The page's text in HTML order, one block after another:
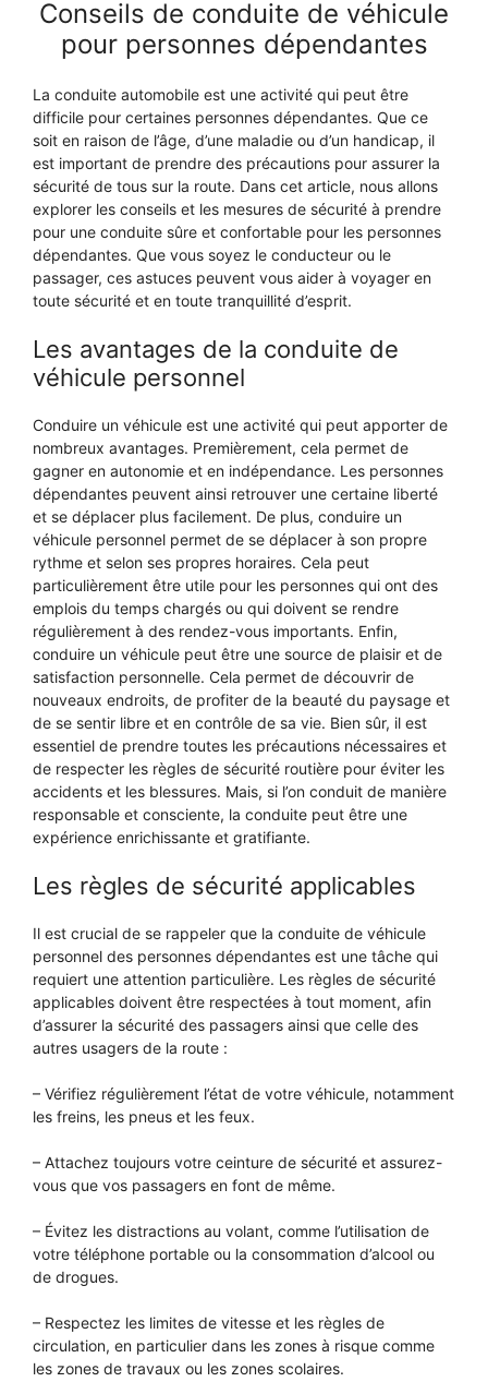
Conseils de conduite de véhicule
pour personnes dépendantes
La conduite automobile est une activité qui peut être
difficile pour certaines personnes dépendantes. Que ce
soit en raison de l’âge, d’une maladie ou d’un handicap, il
est important de prendre des précautions pour assurer la
sécurité de tous sur la route. Dans cet article, nous allons
explorer les conseils et les mesures de sécurité à prendre
pour une conduite sûre et confortable pour les personnes
dépendantes. Que vous soyez le conducteur ou le
passager, ces astuces peuvent vous aider à voyager en
toute sécurité et en toute tranquillité d’esprit.
Les avantages de la conduite de
véhicule personnel
Conduire un véhicule est une activité qui peut apporter de
nombreux avantages. Premièrement, cela permet de
gagner en autonomie et en indépendance. Les personnes
dépendantes peuvent ainsi retrouver une certaine liberté
et se déplacer plus facilement. De plus, conduire un
véhicule personnel permet de se déplacer à son propre
rythme et selon ses propres horaires. Cela peut
particulièrement être utile pour les personnes qui ont des
emplois du temps chargés ou qui doivent se rendre
régulièrement à des rendez-vous importants. Enfin,
conduire un véhicule peut être une source de plaisir et de
satisfaction personnelle. Cela permet de découvrir de
nouveaux endroits, de profiter de la beauté du paysage et
de se sentir libre et en contrôle de sa vie. Bien sûr, il est
essentiel de prendre toutes les précautions nécessaires et
de respecter les règles de sécurité routière pour éviter les
accidents et les blessures. Mais, si l’on conduit de manière
responsable et consciente, la conduite peut être une
expérience enrichissante et gratifiante.
Les règles de sécurité applicables
Il est crucial de se rappeler que la conduite de véhicule
personnel des personnes dépendantes est une tâche qui
requiert une attention particulière. Les règles de sécurité
applicables doivent être respectées à tout moment, afin
d’assurer la sécurité des passagers ainsi que celle des
autres usagers de la route :
– Vérifiez régulièrement l’état de votre véhicule, notamment
les freins, les pneus et les feux.
– Attachez toujours votre ceinture de sécurité et assurez-
vous que vos passagers en font de même.
– Évitez les distractions au volant, comme l’utilisation de
votre téléphone portable ou la consommation d’alcool ou
de drogues.
– Respectez les limites de vitesse et les règles de
circulation, en particulier dans les zones à risque comme
les zones de travaux ou les zones scolaires.